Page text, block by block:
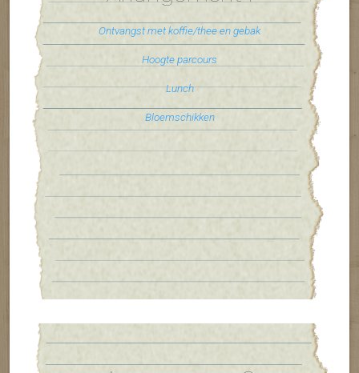
Ontvangst met koffie/thee en gebak
Hoogte parcours
Lunch
Bloemschikken